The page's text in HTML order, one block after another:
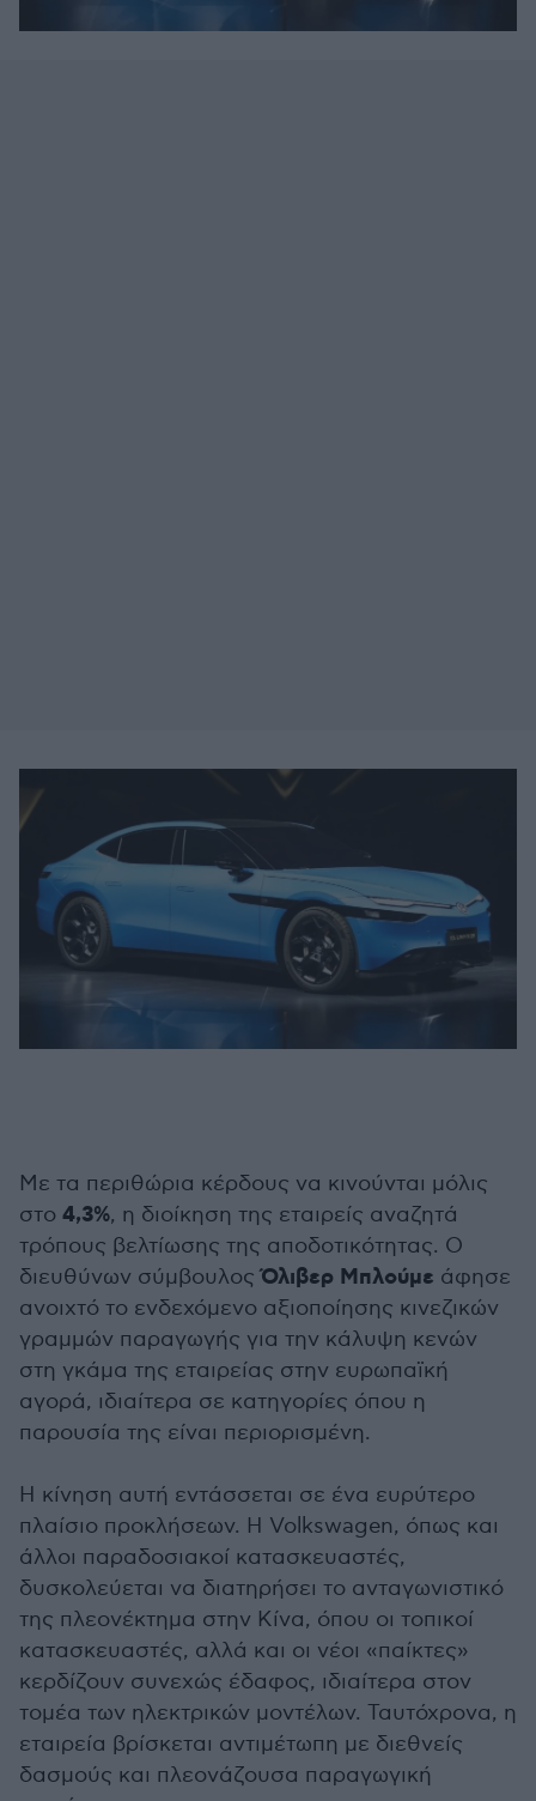
Με τα περιθώρια κέρδους να κινούνται μόλις
στο 4,3%, η διοίκηση της εταιρείς αναζητά
τρόπους βελτίωσης της αποδοτικότητας. Ο
διευθύνων σύμβουλοςΌλιβερ Μπλούμε άφησε
ανοιχτό το ενδεχόμενο αξιοποίησης κινεζικών
γραμμών παραγωγής για την κάλυψη κενών
στη γκάμα της εταιρείας στην ευρωπαϊκή
αγορά, ιδιαίτερα σε κατηγορίες όπου η
παρουσία της είναι περιορισμένη.
Η κίνηση αυτή εντάσσεται σε ένα ευρύτερο
πλαίσιο προκλήσεων. Η Volkswagen, όπως και
άλλοι παραδοσιακοί κατασκευαστές,
δυσκολεύεται να διατηρήσει το ανταγωνιστικό
της πλεονέκτημα στην Κίνα, όπου οι τοπικοί
κατασκευαστές, αλλά και οι νέοι «παίκτες»
κερδίζουν συνεχώς έδαφος, ιδιαίτερα στον
τομέα των ηλεκτρικών μοντέλων. Ταυτόχρονα, η
εταιρεία βρίσκεται αντιμέτωπη με διεθνείς
δασμούς και πλεονάζουσα παραγωγική